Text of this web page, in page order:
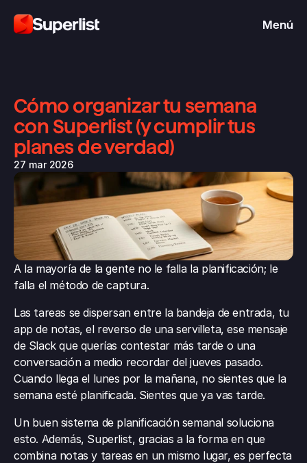
Menú
Cómo organizar tu semana
con Superlist (y cumplir tus
planes de verdad)
27 mar 2026
A la mayoría de la gente no le falla la planificación; le
falla el método de captura.
Las tareas se dispersan entre la bandeja de entrada, tu
app de notas, el reverso de una servilleta, ese mensaje
de Slack que querías contestar más tarde o una
conversación a medio recordar del jueves pasado.
Cuando llega el lunes por la mañana, no sientes que la
semana esté planificada. Sientes que ya vas tarde.
Un buen sistema de planificación semanal soluciona
esto. Además, Superlist, gracias a la forma en que
combina notas y tareas en un mismo lugar, es perfecta